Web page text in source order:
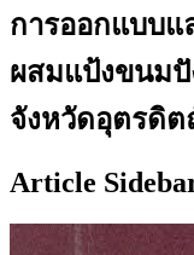
การออกแบบ
ผสมแป้งขนม
จังหวัดอุตรดิต
Article